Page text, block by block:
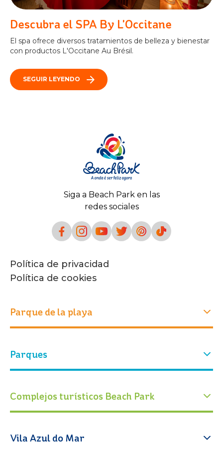
Descubra el SPA By L'Occitane
El spa ofrece diversos tratamientos de belleza y bienestar
con productos L'Occitane Au Brésil.
SEGUIR LEYENDO
Siga a Beach Park en las
redes sociales
Política de privacidad
Política de cookies
Parque de la playa
Quiénes somos
Eventos
Cómo llegar
Parques
Entradas
Espacio Cabanas
Conservación
Atracciones
Complejos turísticos Beach Park
Vila Azul do Mar